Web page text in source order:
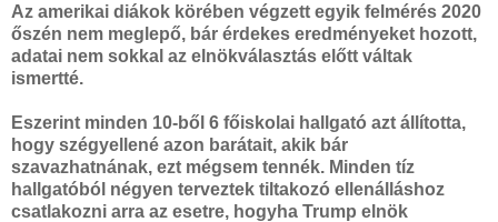
Az amerikai diákok körében végzett egyik felmérés 2020
őszén nem meglepő, bár érdekes eredményeket hozott,
adatai nem sokkal az elnökválasztás előtt váltak
ismertté.
Eszerint minden 10-ből 6 főiskolai hallgató azt állította,
hogy szégyellené azon barátait, akik bár
szavazhatnának, ezt mégsem tennék. Minden tíz
hallgatóból négyen terveztek tiltakozó ellenálláshoz
csatlakozni arra az esetre, hogyha Trump elnök